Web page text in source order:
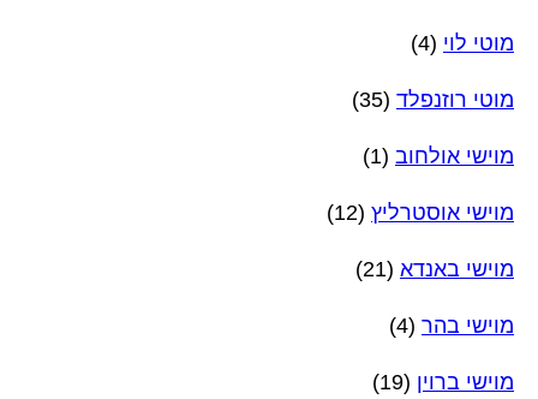
מוטי לוי (4)
מוטי רוזנפלד (35)
מוישי אולחוב (1)
מוישי אוסטרליץ (12)
מוישי באנדא (21)
מוישי בהר (4)
מוישי ברוין (19)